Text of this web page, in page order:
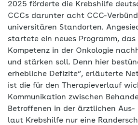
2025 förderte die Krebshilfe
CCCs darunter acht CCC-
universitären Standorten.
startete ein neues Programm,
Kompetenz in der Onkologie
und stärken soll. Denn hier
erhebliche Defizite“, erläuterte
ist die für den Therapieverlauf
Kommunikation zwischen
Betroffenen in der ärztlichen Aus-
laut Krebshilfe nur eine